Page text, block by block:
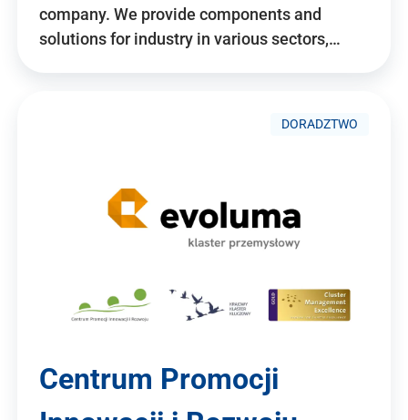
company. We provide components and
solutions for industry in various sectors,…
DORADZTWO
Centrum Promocji